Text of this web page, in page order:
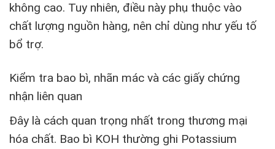
không cao. Tuy nhiên, điều này phụ thuộc vào
chất lượng nguồn hàng, nên chỉ dùng như yếu tố
bổ trợ.
Kiểm tra bao bì, nhãn mác và các giấy chứng
nhận liên quan
Đây là cách quan trọng nhất trong thương mại
hóa chất. Bao bì KOH thường ghi Potassium